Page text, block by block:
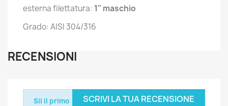
esterna filettatura: 1" maschio
Grado: AISI 304/316
RECENSIONI
SCRIVI LA TUA RECENSIONE
Sii il primo